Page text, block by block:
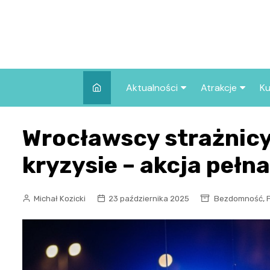
Aktualności
Wszystkie wpisy
Atrakcje
we Wrocławiu
Co warto
Wrocławiu?
Wrocławscy
kryzysie – akcja
Michał Kozicki 23 października 2025 Bezdomność,